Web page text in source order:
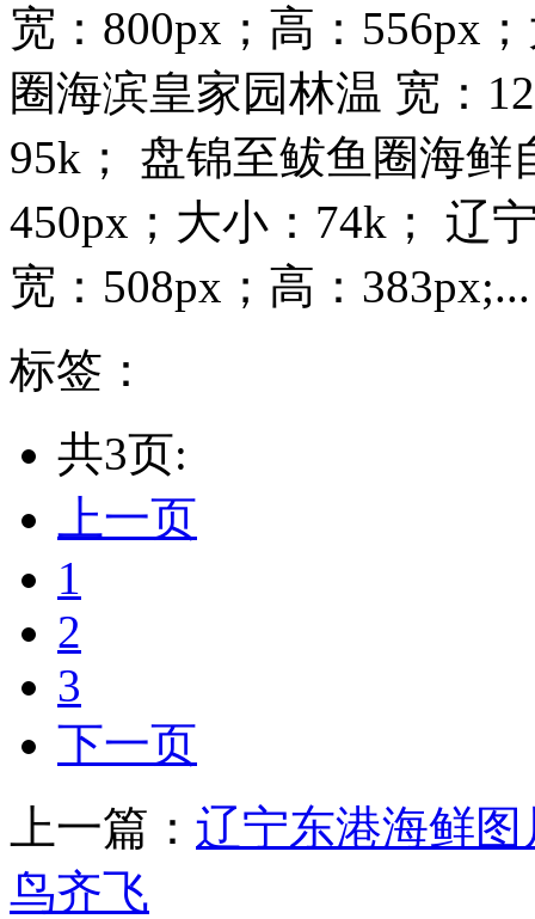
宽：800px；高：556px
圈海滨皇家园林温 宽：
95k； 盘锦至鲅鱼圈海鲜
450px；大小：74k； 辽
宽：508px；高：383px;...
标签：
共3页:
上一页
1
2
3
下一页
上一篇： 辽宁东港海鲜
鸟齐飞